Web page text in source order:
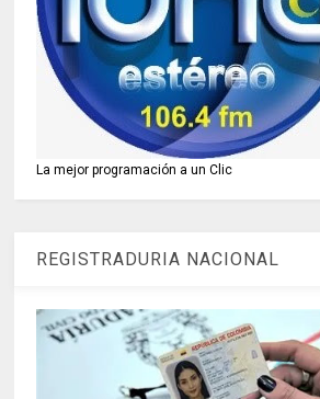
La mejor programación a un Clic
REGISTRADURIA NACIONAL